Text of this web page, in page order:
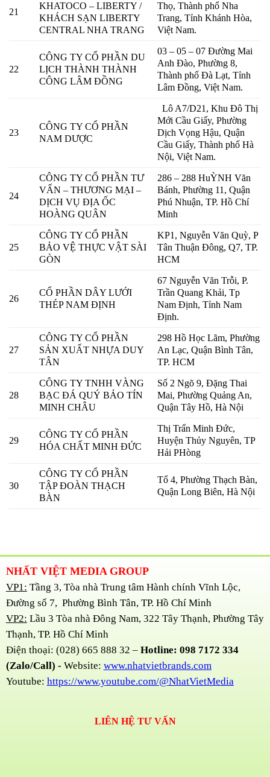
21
KHATOCO – LIBERTY /
KHÁCH SẠN LIBERTY
CENTRAL NHA TRANG
Thọ, Thành phố Nha
Trang, Tỉnh Khánh Hòa,
Việt Nam.
22
CÔNG TY CỔ PHẦN DU
LỊCH THÀNH THÀNH
CÔNG LÂM ĐỒNG
03 – 05 – 07 Đường Mai
Anh Đào, Phường 8,
Thành phố Đà Lạt, Tỉnh
Lâm Đồng, Việt Nam.
23
CÔNG TY CỔ PHẦN
NAM DƯỢC
Lô A7/D21, Khu Đô Thị
Mới Cầu Giấy, Phường
Dịch Vọng Hậu, Quận
Cầu Giấy, Thành phố Hà
Nội, Việt Nam.
24
CÔNG TY CỔ PHẦN TƯ
VẤN – THƯƠNG MẠI –
DỊCH VỤ ĐỊA ỐC
HOÀNG QUÂN
286 – 288 HuỲNH Văn
Bánh, Phường 11, Quận
Phú Nhuận, TP. Hồ Chí
Minh
25
CÔNG TY CỔ PHẦN
BẢO VỆ THỰC VẬT SÀI
GÒN
KP1, Nguyễn Văn Quỳ, P
Tân Thuận Đông, Q7, TP.
HCM
26
CỔ PHẦN DÂY LƯỚI
THÉP NAM ĐỊNH
67 Nguyễn Văn Trỗi, P.
Trần Quang Khải, Tp
Nam Định, Tỉnh Nam
Định.
27
CÔNG TY CỔ PHẦN
SẢN XUẤT NHỰA DUY
TÂN
298 Hồ Học Lãm, Phường
An Lạc, Quận Bình Tân,
TP. HCM
28
CÔNG TY TNHH VÀNG
BẠC ĐÁ QUÝ BẢO TÍN
MINH CHÂU
Số 2 Ngõ 9, Đặng Thai
Mai, Phường Quảng An,
Quận Tây Hồ, Hà Nội
29
CÔNG TY CỔ PHẦN
HÓA CHẤT MINH ĐỨC
Thị Trấn Minh Đức,
Huyện Thủy Nguyên, TP
Hải PHòng
30
CÔNG TY CỔ PHẦN
TẬP ĐOÀN THẠCH
BÀN
Tổ 4, Phường Thạch Bàn,
Quận Long Biên, Hà Nội
NHẤT VIỆT MEDIA GROUP
VP1: Tầng 3, Tòa nhà Trung tâm Hành chính Vĩnh Lộc,
Đường số 7, Phường Bình Tân, TP. Hồ Chí Minh
VP2: Lầu 3 Tòa nhà Đông Nam, 322 Tây Thạnh, Phường Tây
Thạnh, TP. Hồ Chí Minh
Điện thoại: (028) 665 888 32 – Hotline: 098 7172 334
(Zalo/Call) - Website: www.nhatvietbrands.com
Youtube: https://www.youtube.com/@NhatVietMedia
LIÊN HỆ TƯ VẤN